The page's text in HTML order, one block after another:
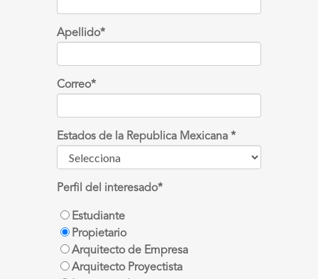
Propietario
Arquitecto de Empresa
Ingeniero de empresa
Constructor
Diseñador de iluminación
Ventas de iluminación